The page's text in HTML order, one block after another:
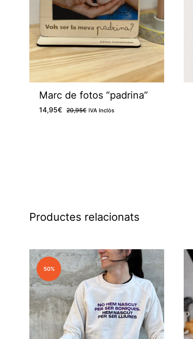
Marc de fotos “padrina”
14,95€ 20,95€ IVA Inclòs
Productes relacionats
50%